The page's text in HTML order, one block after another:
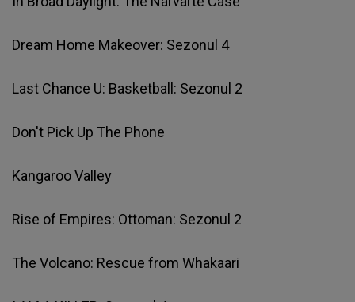
Dream Home Makeover: Sezonul 4
Last Chance U: Basketball: Sezonul 2
Don't Pick Up The Phone
Kangaroo Valley
Rise of Empires: Ottoman: Sezonul 2
The Volcano: Rescue from Whakaari